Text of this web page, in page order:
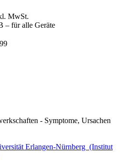
MwSt.
– für alle Geräte
- Symptome, Ursachen
Erlangen-Nürnberg (Institut